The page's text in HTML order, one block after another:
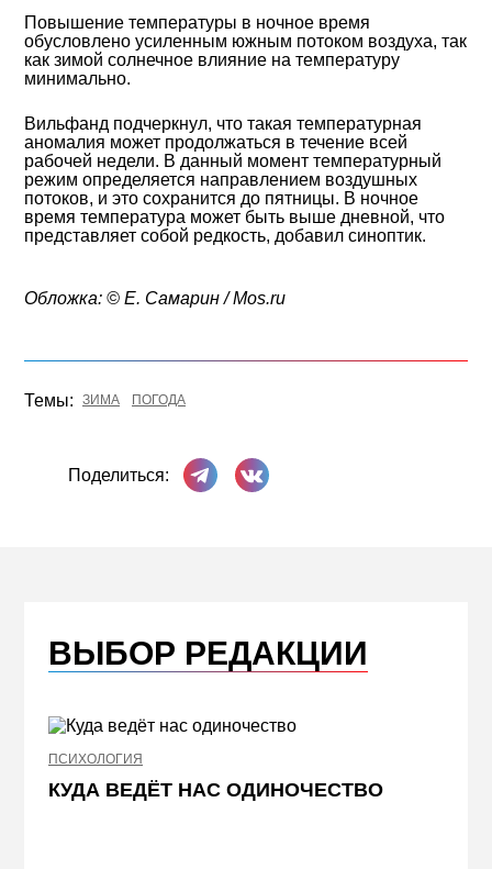
Повышение температуры в ночное время
обусловлено усиленным южным потоком воздуха, так
как зимой солнечное влияние на температуру
минимально.
Вильфанд подчеркнул, что такая температурная
аномалия может продолжаться в течение всей
рабочей недели. В данный момент температурный
режим определяется направлением воздушных
потоков, и это сохранится до пятницы. В ночное
время температура может быть выше дневной, что
представляет собой редкость, добавил синоптик.
Обложка: © Е. Самарин / Mos.ru
Темы: ЗИМА ПОГОДА
Поделиться:
Поделиться в Телеграме
Поделиться ВКонтакте
ВЫБОР РЕДАКЦИИ
ПСИХОЛОГИЯ
КУДА ВЕДЁТ НАС ОДИНОЧЕСТВО